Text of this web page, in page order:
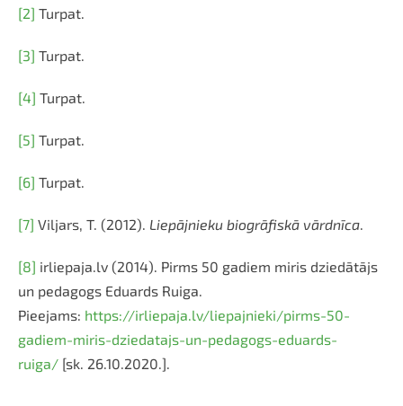
[2] Turpat.
[3] Turpat.
[4] Turpat.
[5] Turpat.
[6] Turpat.
[7] Viljars, T. (2012). Liepājnieku biogrāfiskā vārdnīca.
[8] irliepaja.lv (2014). Pirms 50 gadiem miris dziedātājs
un pedagogs Eduards Ruiga.
Pieejams: https://irliepaja.lv/liepajnieki/pirms-50-
gadiem-miris-dziedatajs-un-pedagogs-eduards-
ruiga/ [sk. 26.10.2020.].